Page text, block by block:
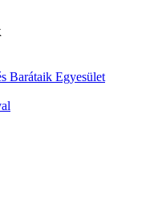
Barátaik Egyesület